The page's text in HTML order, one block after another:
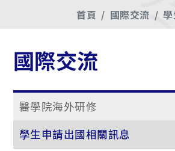
首頁 國際交流
國際交流
醫學院海外研修
學生申請出國相關訊息